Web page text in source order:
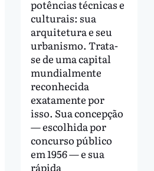
potências técnicas e
culturais: sua
arquitetura e seu
urbanismo. Trata-
se de uma capital
mundialmente
reconhecida
exatamente por
isso. Sua concepção
— escolhida por
concurso público
em 1956 — e sua
rápida